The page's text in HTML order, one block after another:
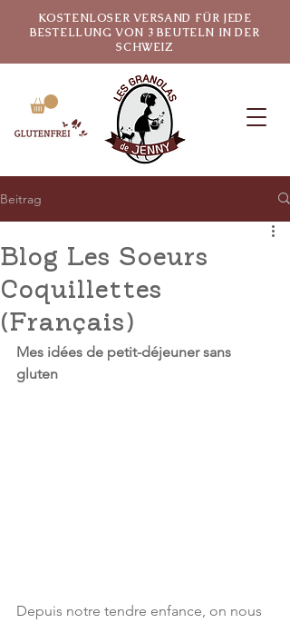
KOSTENLOSER VERSAND FÜR JEDE
BESTELLUNG VON 3 BEUTELN IN DER
SCHWEIZ
Beitrag
Blog Les Soeurs
Coquillettes
(Français)
Mes idées de petit-déjeuner sans
gluten
Depuis notre tendre enfance, on nous